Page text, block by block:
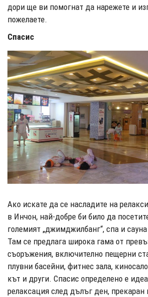
дори ще ви помогнат да нарежете и
пожелаете.
Спасис
Ако искате да се насладите на
в Инчон, най-добре би било да
големият „джимджилбанг“, спа и
Там се предлага широка гама от
съоръжения, включително пещерни
плувни басейни, фитнес зала,
кът и други. Спасис определено е
релаксация след дълъг ден, прекаран